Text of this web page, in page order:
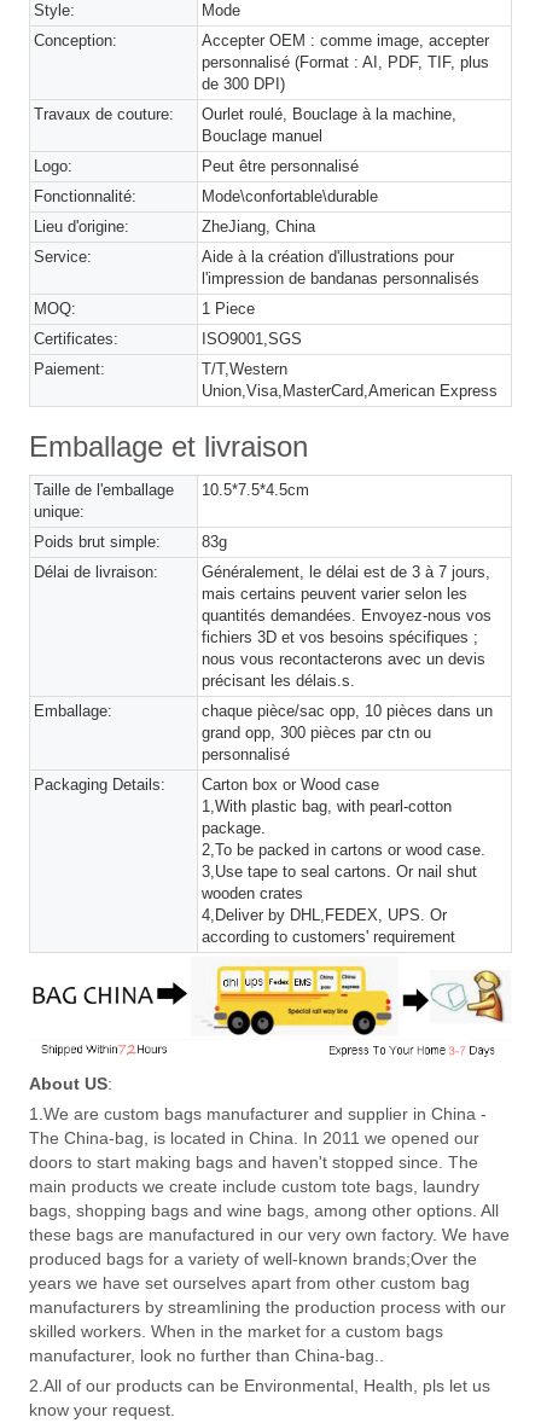
Style:
Mode
Conception:
Accepter OEM : comme image, accepter
personnalisé (Format : AI, PDF, TIF, plus
de 300 DPI)
Travaux de couture:
Ourlet roulé, Bouclage à la machine,
Bouclage manuel
Logo:
Peut être personnalisé
Fonctionnalité:
Mode\confortable\durable
Lieu d'origine:
ZheJiang, China
Service:
Aide à la création d'illustrations pour
l'impression de bandanas personnalisés
MOQ:
1 Piece
Certificates:
ISO9001,SGS
Paiement:
T/T,Western
Union,Visa,MasterCard,American Express
Emballage et livraison
Taille de l'emballage
unique:
10.5*7.5*4.5cm
Poids brut simple:
83g
Délai de livraison:
Généralement, le délai est de 3 à 7 jours,
mais certains peuvent varier selon les
quantités demandées. Envoyez-nous vos
fichiers 3D et vos besoins spécifiques ;
nous vous recontacterons avec un devis
précisant les délais.s.
Emballage:
chaque pièce/sac opp, 10 pièces dans un
grand opp, 300 pièces par ctn ou
personnalisé
Packaging Details:
Carton box or Wood case
1,With plastic bag, with pearl-cotton
package.
2,To be packed in cartons or wood case.
3,Use tape to seal cartons. Or nail shut
wooden crates
4,Deliver by DHL,FEDEX, UPS. Or
according to customers' requirement
About US:
1.We are custom bags manufacturer and supplier in China -
The China-bag, is located in China. In 2011 we opened our
doors to start making bags and haven't stopped since. The
main products we create include custom tote bags, laundry
bags, shopping bags and wine bags, among other options. All
these bags are manufactured in our very own factory. We have
produced bags for a variety of well-known brands;Over the
years we have set ourselves apart from other custom bag
manufacturers by streamlining the production process with our
skilled workers. When in the market for a custom bags
manufacturer, look no further than China-bag..
2.All of our products can be Environmental, Health, pls let us
know your request.